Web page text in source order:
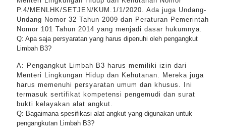
P.4/MENLHK/SETJEN/KUM.1/1/2020. Ada juga Undang-
Undang Nomor 32 Tahun 2009 dan Peraturan Pemerintah
Nomor 101 Tahun 2014 yang menjadi dasar hukumnya.
Q: Apa saja persyaratan yang harus dipenuhi oleh pengangkut
Limbah B3?
A: Pengangkut Limbah B3 harus memiliki izin dari
Menteri Lingkungan Hidup dan Kehutanan. Mereka juga
harus memenuhi persyaratan umum dan khusus. Ini
termasuk sertifikat kompetensi pengemudi dan surat
bukti kelayakan alat angkut.
Q: Bagaimana spesifikasi alat angkut yang digunakan untuk
pengangkutan Limbah B3?